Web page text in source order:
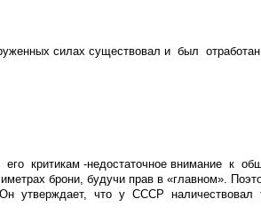
силах существовал и был
критикам -недостаточное внимание к
брони, будучи прав в «главном».
утверждает, что у СССР наличествовал